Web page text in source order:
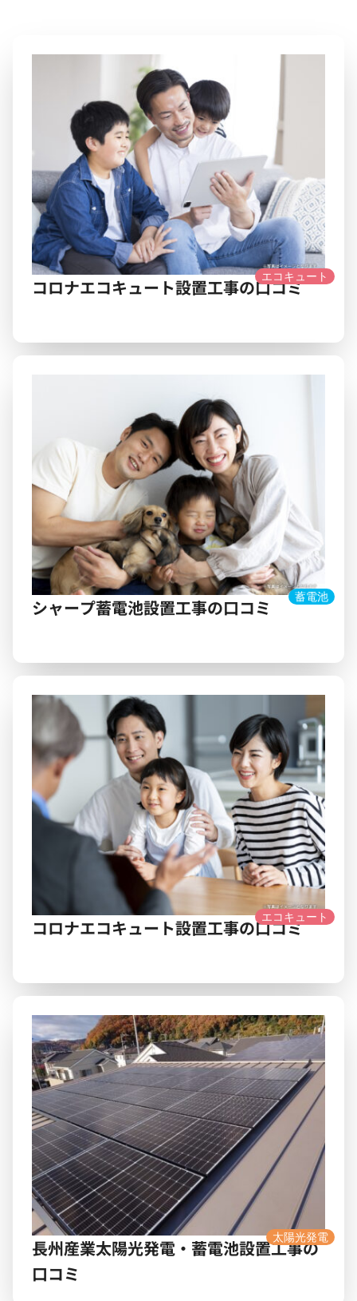
エコキュート
コロナエコキュート設置工事の口コミ
蓄電池
シャープ蓄電池設置工事の口コミ
エコキュート
コロナエコキュート設置工事の口コミ
太陽光発電
長州産業太陽光発電・蓄電池設置工事の
口コミ